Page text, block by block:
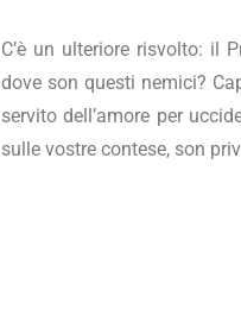
C’è un ulteriore risvolto: il
dove son questi nemici?
servito dell’amore per
sulle vostre contese, son